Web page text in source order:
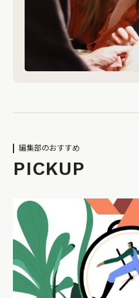
編集部のおすすめ
PICKUP